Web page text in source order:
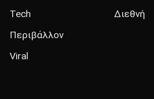
Tech
Περιβάλλον
Viral
Διεθνή